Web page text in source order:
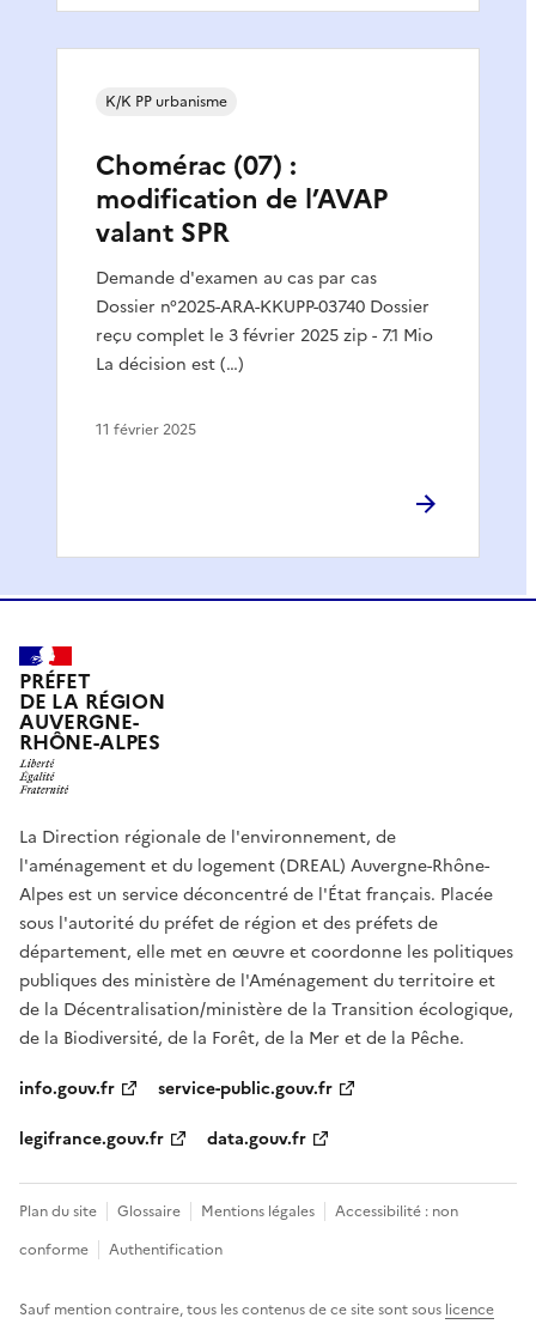
Chomérac (07) :
modification de l’AVAP
valant SPR
Demande d'examen au cas par cas
Dossier n°2025-ARA-KKUPP-03740 Dossier
reçu complet le 3 février 2025 zip - 7.1 Mio
La décision est (…)
K/K PP urbanisme
11 février 2025
PRÉFET
DE LA RÉGION
AUVERGNE-
RHÔNE-ALPES
La Direction régionale de l'environnement, de
l'aménagement et du logement (DREAL) Auvergne-Rhône-
Alpes est un service déconcentré de l'État français. Placée
sous l'autorité du préfet de région et des préfets de
département, elle met en œuvre et coordonne les politiques
publiques des ministère de l'Aménagement du territoire et
de la Décentralisation/ministère de la Transition écologique,
de la Biodiversité, de la Forêt, de la Mer et de la Pêche.
info.gouv.fr
service-public.gouv.fr
legifrance.gouv.fr
data.gouv.fr
Plan du site Glossaire Mentions légales
Accessibilité : non
conforme
Authentification
Sauf mention contraire, tous les contenus de ce site sont sous licence